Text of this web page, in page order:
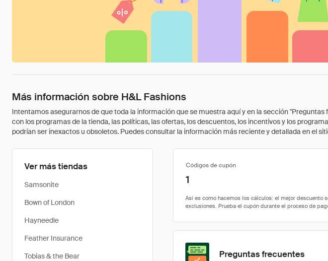
Más información sobre H&L Fashions
Intentamos asegurarnos de que toda la información que se muestra aquí y en la sección
con los programas de la tienda, las políticas, las ofertas, los descuentos, los incentivos y los
podrían ser inexactos u obsoletos. Puedes consultar la información más reciente y detallada en el
Ver más tiendas
Samsonite
Bown of London
Hayneedle
Feather Insurance
Tobias & the Bear
Códigos de cupón
1
Preguntas frecuentes